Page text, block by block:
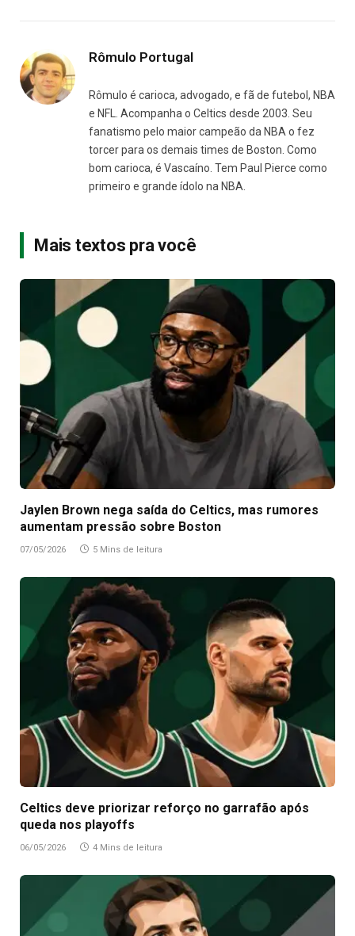
Rômulo Portugal
Rômulo é carioca, advogado, e fã de futebol, NBA
e NFL. Acompanha o Celtics desde 2003. Seu
fanatismo pelo maior campeão da NBA o fez
torcer para os demais times de Boston. Como
bom carioca, é Vascaíno. Tem Paul Pierce como
primeiro e grande ídolo na NBA.
Mais textos pra você
Jaylen Brown nega saída do Celtics, mas rumores
aumentam pressão sobre Boston
07/05/2026 5 Mins de leitura
Celtics deve priorizar reforço no garrafão após
queda nos playoffs
06/05/2026 4 Mins de leitura